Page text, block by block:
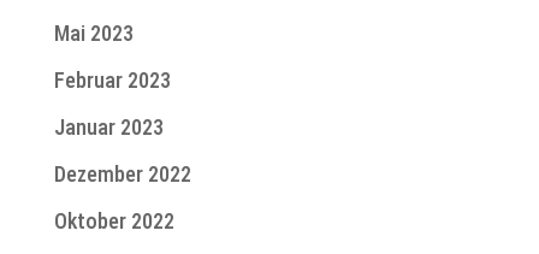
Mai 2023
Februar 2023
Januar 2023
Dezember 2022
Oktober 2022